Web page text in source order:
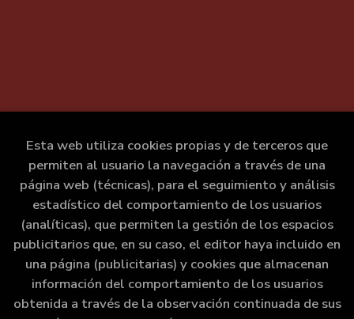
Esta web utiliza cookies propias y de terceros que
permiten al usuario la navegación a través de una
página web (técnicas), para el seguimiento y análisis
estadístico del comportamiento de los usuarios
(analíticas), que permiten la gestión de los espacios
publicitarios que, en su caso, el editor haya incluido en
una página (publicitarias) y cookies que almacenan
información del comportamiento de los usuarios
obtenida a través de la observación continuada de sus